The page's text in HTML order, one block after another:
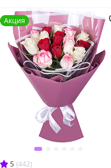
5 (442)
Акция